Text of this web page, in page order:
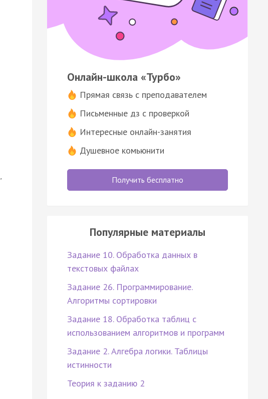
Онлайн-школа «Турбо»
Прямая связь с преподавателем
Письменные дз с проверкой
Интересные онлайн-занятия
Душевное комьюнити
Получить бесплатно
Популярные материалы
Задание 10. Обработка данных в
текстовых файлах
Задание 26. Программирование.
Алгоритмы сортировки
Задание 18. Обработка таблиц с
использованием алгоритмов и программ
Задание 2. Алгебра логики. Таблицы
истинности
Теория к заданию 2